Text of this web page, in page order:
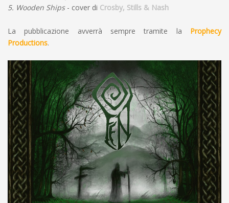
5. Wooden Ships- cover di Crosby, Stills & Nash
La pubblicazione avverrà sempre tramite la Prophecy
Productions.